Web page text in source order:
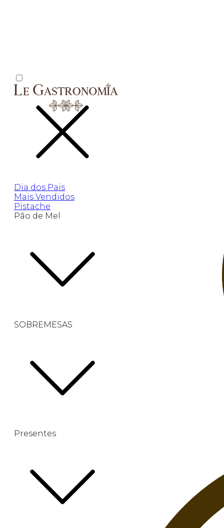
Dia dos Pais
Mais Vendidos
Pistache
Pão de Mel
SOBREMESAS
Presentes